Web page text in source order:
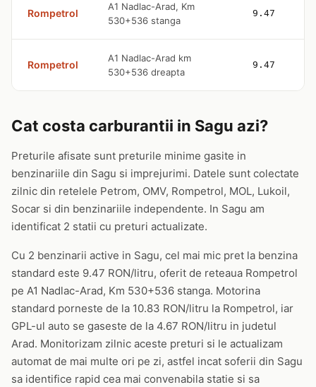
Rompetrol
A1 Nadlac-Arad, Km
530+536 stanga
9.47
Rompetrol
A1 Nadlac-Arad km
530+536 dreapta
9.47
Cat costa carburantii in Sagu azi?
Preturile afisate sunt preturile minime gasite in
benzinariile din Sagu si imprejurimi. Datele sunt colectate
zilnic din retelele Petrom, OMV, Rompetrol, MOL, Lukoil,
Socar si din benzinariile independente. In Sagu am
identificat 2 statii cu preturi actualizate.
Cu 2 benzinarii active in Sagu, cel mai mic pret la benzina
standard este 9.47 RON/litru, oferit de reteaua Rompetrol
pe A1 Nadlac-Arad, Km 530+536 stanga. Motorina
standard porneste de la 10.83 RON/litru la Rompetrol, iar
GPL-ul auto se gaseste de la 4.67 RON/litru in judetul
Arad. Monitorizam zilnic aceste preturi si le actualizam
automat de mai multe ori pe zi, astfel incat soferii din Sagu
sa identifice rapid cea mai convenabila statie si sa